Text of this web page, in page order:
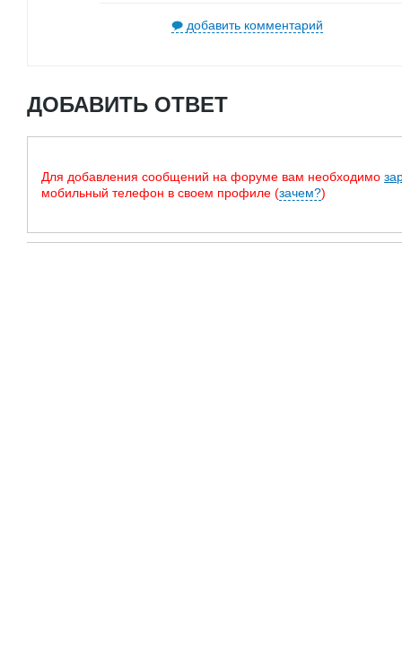
добавить комментарий
ДОБАВИТЬ ОТВЕТ
Для добавления сообщений на форуме вам необходимо
мобильный телефон в своем профиле (зачем?)